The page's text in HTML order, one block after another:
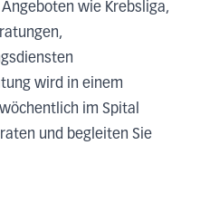
wie Krebsliga,
wird in einem
im Spital
und begleiten Sie